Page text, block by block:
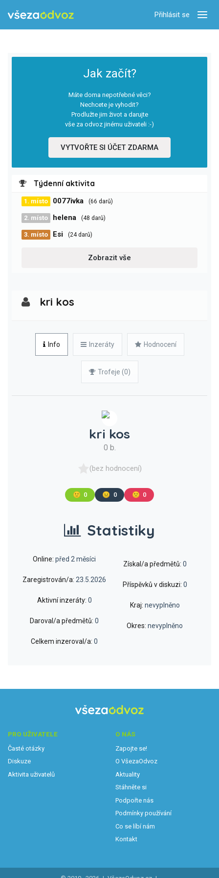
Přihlásit se
Jak začít?
Máte doma nepotřebné věci?
Nechcete je vyhodit?
Prodlužte jim život a darujte
vše za odvoz jinému uživateli :-)
VYTVOŘTE SI ÚČET ZDARMA
Týdenní aktivita
1. místo 0077ivka (66 darů)
2. místo helena (48 darů)
3. místo Esi (24 darů)
Zobrazit vše
kri kos
Info Inzeráty Hodnocení
Trofeje (0)
kri kos
0 b.
(bez hodnocení)
🙂 0 😐 0 🙁 0
Statistiky
Online: před 2 měsíci
Zaregistrován/a: 23.5.2026
Aktivní inzeráty: 0
Daroval/a předmětů: 0
Celkem inzeroval/a: 0
Získal/a předmětů: 0
Příspěvků v diskuzi: 0
Kraj: nevyplněno
Okres: nevyplněno
PRO UŽIVATELE
Časté otázky
Diskuze
Aktivita uživatelů
O NÁS
Zapojte se!
O VšezaOdvoz
Aktuality
Stáhněte si
Podpořte nás
Podmínky používání
Co se líbí nám
Kontakt